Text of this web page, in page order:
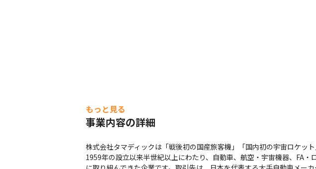
もっと見る
事業内容の詳細
株式会社タマディックは「戦後初の国産旅客機」「国内初の宇宙ロケッ
1959年の設立以来半世紀以上にわたり、自動車、航空・宇宙機器、FA